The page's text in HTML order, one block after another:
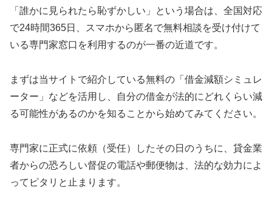
「誰かに見られたら恥ずかしい」という場合は、全国対応
で24時間365日、スマホから匿名で無料相談を受け付けて
いる専門家窓口を利用するのが一番の近道です。
まずは当サイトで紹介している無料の「借金減額シミュレ
ーター」などを活用し、自分の借金が法的にどれくらい減
る可能性があるのかを知ることから始めてみてください。
専門家に正式に依頼（受任）したその日のうちに、貸金業
者からの恐ろしい督促の電話や郵便物は、法的な効力によ
ってピタリと止まります。